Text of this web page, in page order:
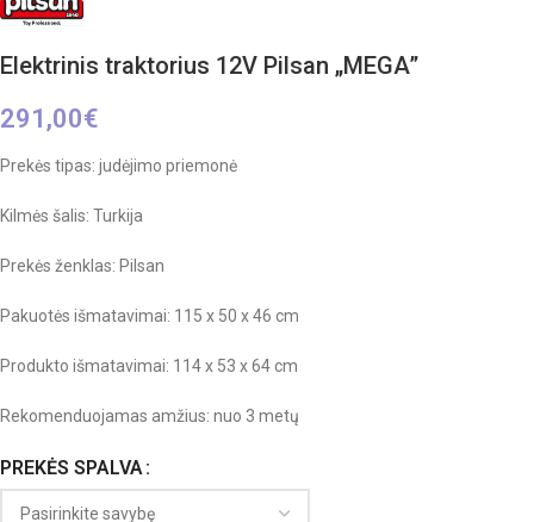
Elektrinis traktorius 12V Pilsan „MEGA”
291,00€
Prekės tipas: judėjimo priemonė
Kilmės šalis: Turkija
Prekės ženklas: Pilsan
Pakuotės išmatavimai: 115 x 50 x 46 cm
Produkto išmatavimai: 114 x 53 x 64 cm
Rekomenduojamas amžius: nuo 3 metų
PREKĖS SPALVA